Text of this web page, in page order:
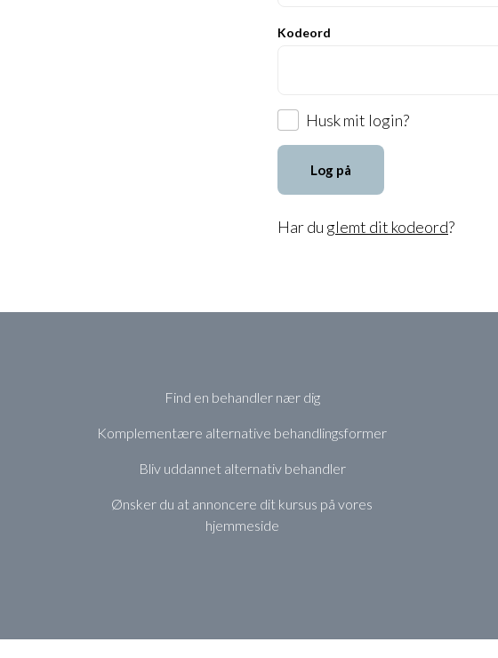
Kodeord
Husk mit login?
Log på
Har du glemt dit kodeord?
Find en behandler nær dig
Komplementære alternative behandlingsformer
Bliv uddannet alternativ behandler
Ønsker du at annoncere dit kursus på vores
hjemmeside